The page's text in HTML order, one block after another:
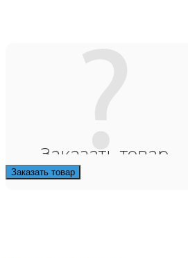
Заказать товар
Заказать товар